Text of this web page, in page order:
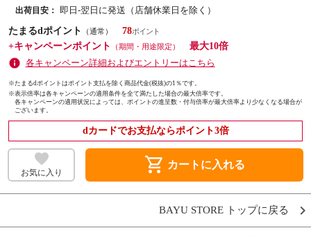
出荷目安：
即日-翌日に発送（店舗休業日を除く）
たまるdポイント
（通常）
78
+キャンペーンポイント
（期間・用途限定）
最大10倍
各キャンペーン詳細およびエントリーはこちら
※たまるdポイントはポイント支払を除く商品代金(税抜)の1％です。
※表示倍率は各キャンペーンの適用条件を全て満たした場合の最大倍率です。
各キャンペーンの適用状況によっては、ポイントの進呈数・付与倍率が最大倍率より少なくなる場合が
ございます。
dカードでお支払ならポイント3倍
お気に入り shopping_cart カートに入れる
BAYU STORE トップに戻る